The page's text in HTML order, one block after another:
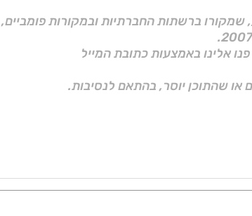
שמקורו ברשתות החברתיות ובמקורות פומביים,
אלינו באמצעות כתובת המייל
או שהתוכן יוסר, בהתאם לנסיבות.